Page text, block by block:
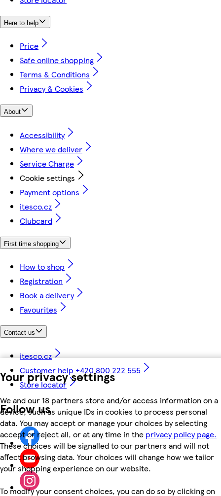
Your privacy settings
We and our 18 partners store and/or access information on a
device, such as unique IDs in cookies to process personal
data. You may accept or manage your choices by selecting
accept or reject all, or at any time in the privacy policy page.
These choices will be signalled to our partners and will not
affect browsing data. Your choices will change how we tailor
your shopping experience on our website.
To modify your consent choices, you can do so by clicking on
Here to help
Price
Safe online shopping
Terms & Conditions
Privacy & Cookies
About
Accessibility
Where we deliver
Service Charge
Cookie settings
Payment options
itesco.cz
Clubcard
First time shopping
How to shop
Registration
Book a delivery
Favourites
Contact us
itesco.cz
Customer help +420 800 222 555
Store locator
Follow us